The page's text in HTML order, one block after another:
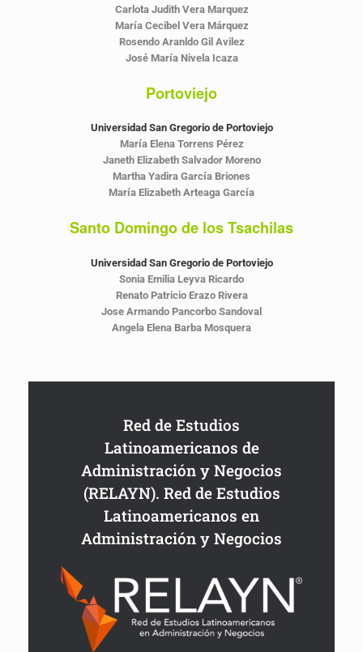
Carlota Judith Vera Marquez
María Cecibel Vera Márquez
Rosendo Aranldo Gil Avilez
José María Nivela Icaza
Portoviejo
Universidad San Gregorio de Portoviejo
María Elena Torrens Pérez
Janeth Elizabeth Salvador Moreno
Martha Yadira García Briones
María Elizabeth Arteaga García
Santo Domingo de los Tsachilas
Universidad San Gregorio de Portoviejo
Sonia Emilia Leyva Ricardo
Renato Patricio Erazo Rivera
Jose Armando Pancorbo Sandoval
Angela Elena Barba Mosquera
Red de Estudios
Latinoamericanos de
Administración y Negocios
(RELAYN). Red de Estudios
Latinoamericanos en
Administración y Negocios